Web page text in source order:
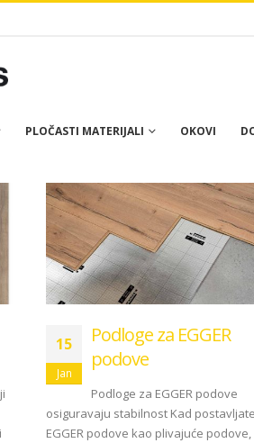
PLOČASTI MATERIJALI OKOVI
15
Jan
Podloge za EGGER
podove
Podloge za EGGER podove
osiguravaju stabilnost Kad postavljate
EGGER podove kao plivajuće